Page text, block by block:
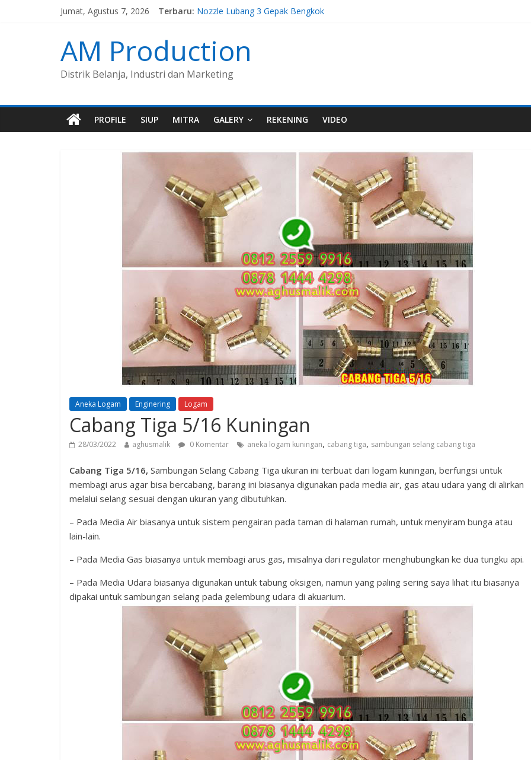
Jumat, Agustus 7, 2026 Terbaru: Nozzle Lubang 3 Gepak Bengkok
Nozzle Lubang 7 Stelan Bengkok
Nozzle Lubang 5 Gepak Bengkok
AM Production
Distrik Belanja, Industri dan Marketing
PROFILE SIUP MITRA GALERY REKENING VIDEO
Aneka Logam Enginering Logam
Cabang Tiga 5/16 Kuningan
28/03/2022 aghusmalik 0 Komentar aneka logam kuningan, cabang tiga, sambungan selang cabang tiga
Cabang Tiga 5/16, Sambungan Selang Cabang Tiga ukuran ini terbuat dari logam kuningan, berfungsi untuk
membagi arus agar bisa bercabang, barang ini biasanya digunakan pada media air, gas atau udara yang di alirkan
melalui selang sesuai dengan ukuran yang dibutuhkan.
– Pada Media Air biasanya untuk sistem pengairan pada taman di halaman rumah, untuk menyiram bunga atau
lain-lain.
– Pada Media Gas biasanya untuk membagi arus gas, misalnya dari regulator menghubungkan ke dua tungku api.
– Pada Media Udara biasanya digunakan untuk tabung oksigen, namun yang paling sering saya lihat itu biasanya
dipakai untuk sambungan selang pada gelembung udara di akuarium.